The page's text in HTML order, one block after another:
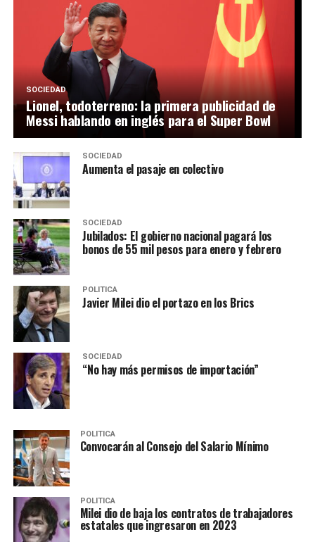
SOCIEDAD
Lionel, todoterreno: la primera publicidad de
Messi hablando en inglés para el Super Bowl
SOCIEDAD
Aumenta el pasaje en colectivo
SOCIEDAD
Jubilados: El gobierno nacional pagará los
bonos de 55 mil pesos para enero y febrero
POLITICA
Javier Milei dio el portazo en los Brics
SOCIEDAD
“No hay más permisos de importación”
POLITICA
Convocarán al Consejo del Salario Mínimo
POLITICA
Milei dio de baja los contratos de trabajadores
estatales que ingresaron en 2023